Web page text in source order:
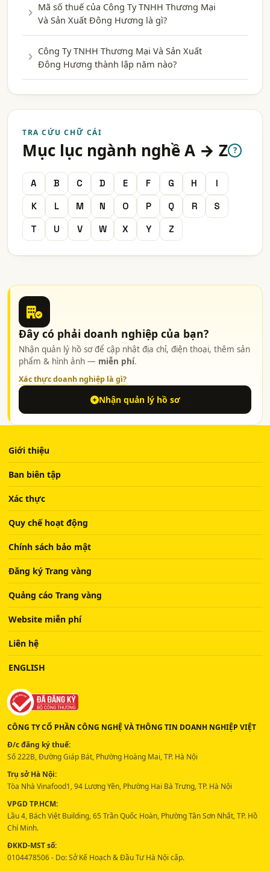
Mã số thuế của Công Ty TNHH Thương Mại
Và Sản Xuất Đông Hương là gì?
Công Ty TNHH Thương Mại Và Sản Xuất
Đông Hương thành lập năm nào?
TRA CỨU CHỮ CÁI
Mục lục ngành nghề A → Z ?
A B C D E F G H
I
K
L M N O P Q R
S
T
U V W X Y Z
Đây có phải doanh nghiệp của bạn?
Nhận quản lý hồ sơ để cập nhật địa chỉ, điện thoại, thêm sản
phẩm & hình ảnh — miễn phí.
Xác thực doanh nghiệp là gì?
Nhận quản lý hồ sơ
Giới thiệu
Ban biên tập
Xác thực
Quy chế hoạt động
Chính sách bảo mật
Đăng ký Trang vàng
Quảng cáo Trang vàng
Website miễn phí
Liên hệ
ENGLISH
CÔNG TY CỔ PHẦN CÔNG NGHỆ VÀ THÔNG TIN DOANH NGHIỆP VIỆT
Đ/c đăng ký thuế:
Số 222B, Đường Giáp Bát, Phường Hoàng Mai, TP. Hà Nội
Trụ sở Hà Nội:
Tòa Nhà Vinafood1, 94 Lương Yên, Phường Hai Bà Trưng, TP. Hà Nội
VPGD TP.HCM:
Lầu 4, Bách Việt Building, 65 Trần Quốc Hoàn, Phường Tân Sơn Nhất, TP. Hồ
Chí Minh.
ĐKKD-MST số:
0104478506 - Do: Sở Kế Hoạch & Đầu Tư Hà Nội cấp.